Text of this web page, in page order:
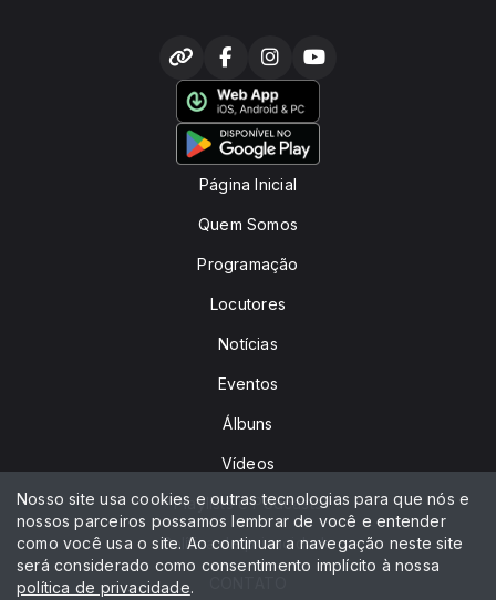
Página Inicial
Quem Somos
Programação
Locutores
Notícias
Eventos
Álbuns
Vídeos
Playlists e Podcasts
Política de privacidade
Nosso site usa cookies e outras tecnologias para que nós e
nossos parceiros possamos lembrar de você e entender
como você usa o site. Ao continuar a navegação neste site
será considerado como consentimento implícito à nossa
política de privacidade.